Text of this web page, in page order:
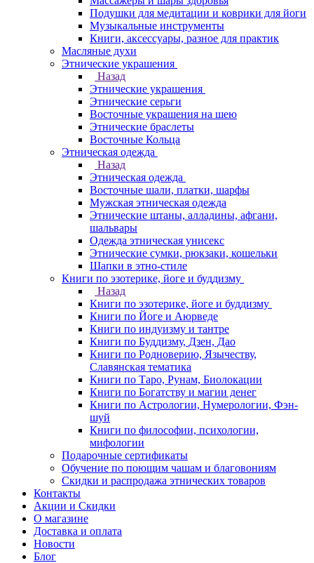
Подушки для медитации и коврики для йоги
Музыкальные инструменты
Книги, аксессуары, разное для практик
Масляные духи
Этнические украшения
Назад
Этнические украшения
Этнические серьги
Восточные украшения на шею
Этнические браслеты
Восточные Кольца
Этническая одежда
Назад
Этническая одежда
Восточные шали, платки, шарфы
Мужская этническая одежда
Этнические штаны, алладины, афгани,
шальвары
Одежда этническая унисекс
Этнические сумки, рюкзаки, кошельки
Шапки в этно-стиле
Книги по эзотерике, йоге и буддизму
Назад
Книги по эзотерике, йоге и буддизму
Книги по Йоге и Аюрведе
Книги по индуизму и тантре
Книги по Буддизму, Дзен, Дао
Книги по Родноверию, Язычеству,
Славянская тематика
Книги по Таро, Рунам, Биолокации
Книги по Богатству и магии денег
Книги по Астрологии, Нумерологии, Фэн-
шуй
Книги по философии, психологии,
мифологии
Подарочные сертификаты
Обучение по поющим чашам и благовониям
Скидки и распродажа этнических товаров
Контакты
Акции и Скидки
О магазине
Доставка и оплата
Новости
Блог